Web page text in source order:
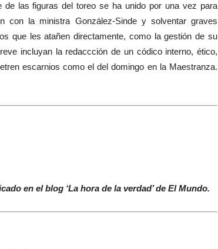
de las figuras del toreo se ha unido por una vez para
con la ministra González-Sinde y solventar graves
que les atañen directamente, como la gestión de su
incluyan la redaccción de un códico interno, ético,
escarnios como el del domingo en la Maestranza.
en el blog ‘La hora de la verdad’ de El Mundo.